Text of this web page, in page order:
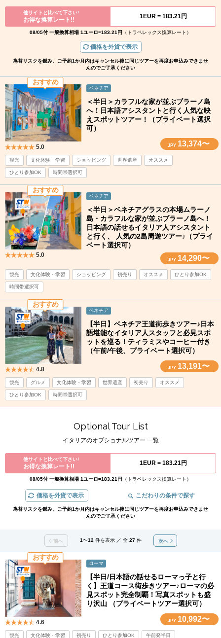
他サイトと比べて下さい!
お得な換算レート!! 1EUR = 183.21円
08/05付 一般換算相場 1ユーロ=183.21円 （トラベレックス換算レート）
価格を外貨で表示
為替リスクを鑑み、ご予約1か月内はキャンセル後に同じツアーを再度お申込みできませ
んのでご了承ください
おすすめ
5.0
ベネチア
＜半日＞カラフルな家が並ぶブラーノ島
へ！日本語アシスタントと行く人気な映
えスポットツアー！（プライベート選択
可）
JPY 13,374〜
観光 文化体験・学習 ショッピング 世界遺産 オススメ
ひとり参加OK 時間帯選択可
おすすめ
5.0
ベネチア
＜半日＞ベネチアグラスの本場ムラーノ
島・カラフルな家が並ぶブラーノ島へ！
日本語の話せるイタリア人アシスタント
と行く、 人気の2島周遊ツアー♪（プライ
ベート選択可）
JPY 14,290〜
観光 文化体験・学習 ショッピング 初売り オススメ ひとり参加OK
時間帯選択可
おすすめ
4.8
ベネチア
【半日】ベネチア王道街歩きツアー♪日本
語堪能なイタリア人スタッフと必見スポ
ットを巡る！ティラミスやコーヒー付き
（午前/午後、プライベート選択可）
JPY 13,191〜
観光 グルメ 文化体験・学習 世界遺産 初売り オススメ
ひとり参加OK 時間帯選択可
Optional Tour List
イタリアのオプショナルツアー 一覧
他サイトと比べて下さい!
お得な換算レート!! 1EUR = 183.21円
08/05付 一般換算相場 1ユーロ=183.21円 （トラベレックス換算レート）
価格を外貨で表示 こだわりの条件で探す
為替リスクを鑑み、ご予約1か月内はキャンセル後に同じツアーを再度お申込みできませ
んのでご了承ください
前へ 1〜12 件を表示 ／ 全 27件 次へ
おすすめ
4.6
ローマ
【半日/日本語の話せるローマっ子と行
く】王道コース街歩きツアー♪ローマの必
見スポット完全制覇！写真スポットも盛
り沢山 （プライベートツアー選択可）
JPY 10,992〜
観光 文化体験・学習 初売り ひとり参加OK 午前発半日